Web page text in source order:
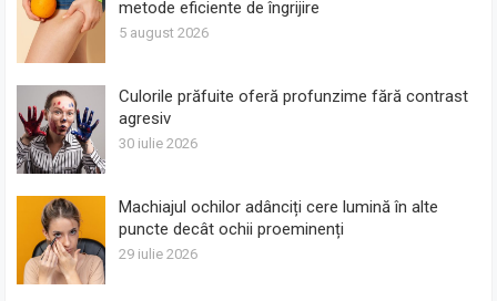
metode eficiente de îngrijire
5 august 2026
Culorile prăfuite oferă profunzime fără contrast
agresiv
30 iulie 2026
Machiajul ochilor adânciți cere lumină în alte
puncte decât ochii proeminenți
29 iulie 2026